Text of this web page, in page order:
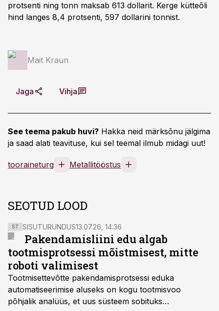
protsenti ning tonn maksab 613 dollarit. Kerge kütteõli
hind langes 8,4 protsenti, 597 dollarini tonnist.
Mait Kraun
Jaga Vihja
See teema pakub huvi? Hakka neid märksõnu jälgima
ja saad alati teavituse, kui sel teemal ilmub midagi uut!
tooraineturg Metallitööstus
SEOTUD LOOD
ST SISUTURUNDUS13.07.26, 14:36
Pakendamisliini edu algab
tootmisprotsessi mõistmisest, mitte
roboti valimisest
Tootmisettevõtte pakendamisprotsessi eduka
automatiseerimise aluseks on kogu tootmisvoo
põhjalik analüüs, et uus süsteem sobituks